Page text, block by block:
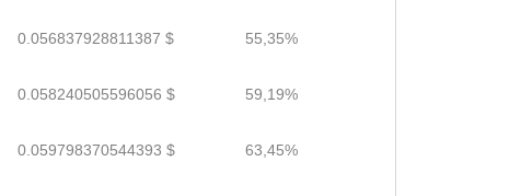
0.056837928811387 $ 55,35%
0.058240505596056 $ 59,19%
0.059798370544393 $ 63,45%